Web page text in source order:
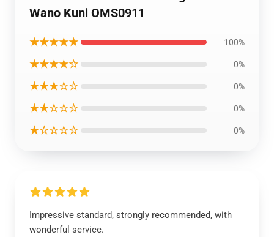
Wano Kuni OMS0911
★★★★★ 100%
★★★★☆ 0%
★★★☆☆ 0%
★★☆☆☆ 0%
★☆☆☆☆ 0%
Impressive standard, strongly recommended, with
wonderful service.